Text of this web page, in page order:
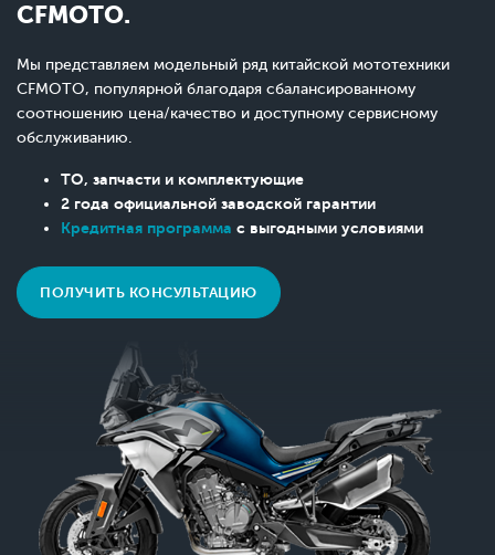
CFMOTO.
Мы представляем модельный ряд китайской мототехники
CFMOTO, популярной благодаря сбалансированному
соотношению цена/качество и доступному сервисному
обслуживанию.
ТО, запчасти и комплектующие
2 года официальной заводской гарантии
Кредитная программа с выгодными условиями
ПОЛУЧИТЬ КОНСУЛЬТАЦИЮ